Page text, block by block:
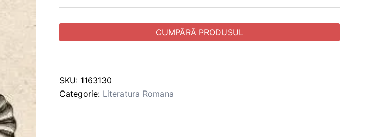
CUMPĂRĂ PRODUSUL
SKU: 1163130
Categorie: Literatura Romana